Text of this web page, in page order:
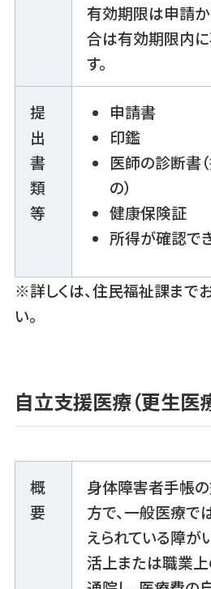
有効期限は申請か
合は有効期限内
す。
提
出
書
類
等
申請書
印鑑
医師の診断書
の）
健康保険証
所得が確認で
※詳しくは、住民福祉課まで
い。
自立支援医療（更生医
概
要
身体障害者手帳
方で、一般医療で
えられている障が
活上または職業